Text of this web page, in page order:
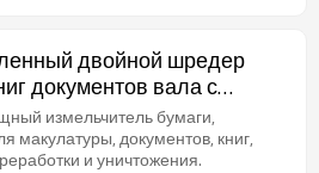
двойной шредер
документов вала с
600мм
измельчитель бумаги,
макулатуры, документов, книг,
и уничтожения.